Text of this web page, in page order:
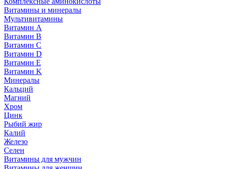
Витамины и минералы
Мультивитамины
Витамин A
Витамин B
Витамин C
Витамин D
Витамин E
Витамин K
Минералы
Кальций
Магний
Хром
Цинк
Рыбий жир
Калий
Железо
Селен
Витамины для мужчин